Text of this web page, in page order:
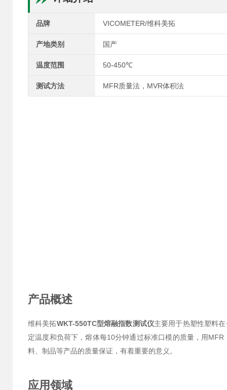
品牌 VICOMETER/维科美拓
产地类别 国产
温度范围 50-450℃
测试方法 MFR质量法，MVR体积法
产品概述
维科美拓WKT-550TC型熔融指数测试仪主要用于热塑性塑料
定温度和负荷下，熔体每10分钟通过标准口模的质量，用
料、制品等产品的质量保证，有着重要的意义。
应用领域